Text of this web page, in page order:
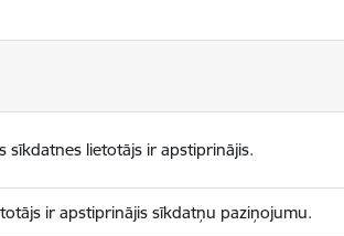
sīkdatnes lietotājs ir apstiprinājis.
ir apstiprinājis sīkdatņu paziņojumu.